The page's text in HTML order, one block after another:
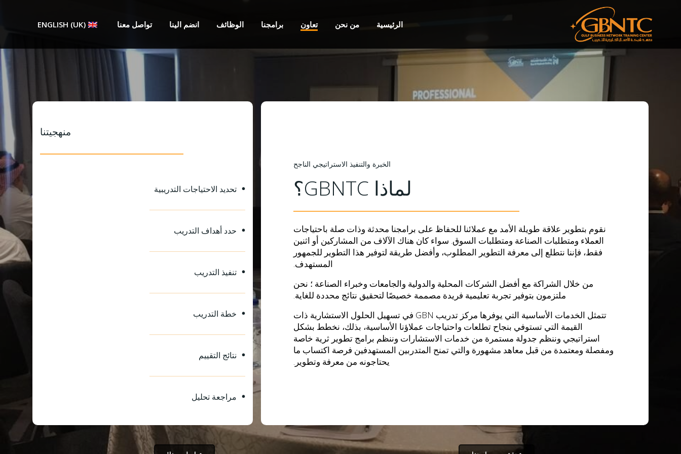
الرئيسية من نحن تعاون برامجنا الوظائف انضم الينا تواصل معنا ENGLISH (UK)
الخبرة والتنفيذ الاستراتيجي الناجح
لماذا GBNTC؟
نقوم بتطوير علاقة طويلة الأمد مع عملائنا للحفاظ على برامجنا محدثة وذات صلة باحتياجات
العملاء ومتطلبات الصناعة ومتطلبات السوق. سواء كان هناك الآلاف من المشاركين أو اثنين
فقط، فإننا نتطلع إلى معرفة التطوير المطلوب، وأفضل طريقة لتوفير هذا التطوير للجمهور
المستهدف.
من خلال الشراكة مع أفضل الشركات المحلية والدولية والجامعات وخبراء الصناعة ؛ نحن
ملتزمون بتوفير تجربة تعليمية فريدة مصممة خصيصًا لتحقيق نتائج محددة للغاية.
تتمثل الخدمات الأساسية التي يوفرها مركز تدريب GBN في تسهيل الحلول الاستشارية ذات
القيمة التي تستوفي بنجاح تطلعات واحتياجات عملاؤنا الأساسية، بذلك، نخطط بشكل
استراتيجي وننظم جدولة مستمرة من خدمات الاستشارات وننظم برامج تطوير ثرية خاصة
ومفصلة ومعتمدة من قبل معاهد مشهورة والتي تمنح المتدربين المستهدفين فرصة اكتساب ما
يحتاجونه من معرفة وتطوير.
منهجيتنا
تحديد الاحتياجات التدريبية
حدد أهداف التدريب
تنفيذ التدريب
خطة التدريب
نتائج التقييم
مراجعة تحليل